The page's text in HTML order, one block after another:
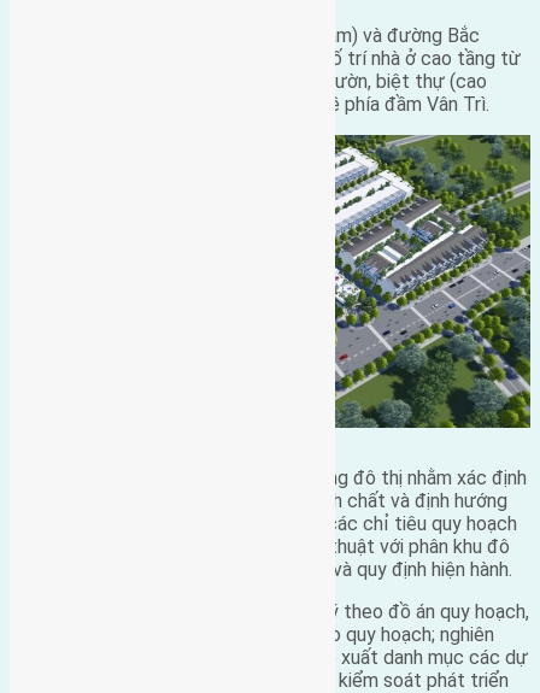
Dọc trục đường Nam Hồng (về phía Nam) và đường Bắc
Thăng Long – Nội Bài (về phía Đông) bố trí nhà ở cao tầng từ
9 -11 tầng. Nhà ở thấp tầng dạng nhà vườn, biệt thự (cao
khoảng 3 tầng) được bố trí thấp dần về phía đầm Vân Trì.
Đồng thời việc phê duyệt khu chức năng đô thị nhằm xác định
chức năng sử dụng đất phù hợp với tính chất và định hướng
phát triển đô thị của khu vực; cân đối các chỉ tiêu quy hoạch
kiến trúc về hạ tầng xã hội, hạ tầng kỹ thuật với phân khu đô
thị N3 theo các tiêu chuẩn, quy chuẩn và quy định hiện hành.
Ngoài ra, việc ban hành quy định quản lý theo đồ án quy hoạch,
làm cơ sở để quản lý dự án đầu tư theo quy hoạch; nghiên
cứu lập dự án đầu tư theo quy định, đề xuất danh mục các dự
án ưu tiên đầu tư, nguồn lực thực hiện, kiểm soát phát triển